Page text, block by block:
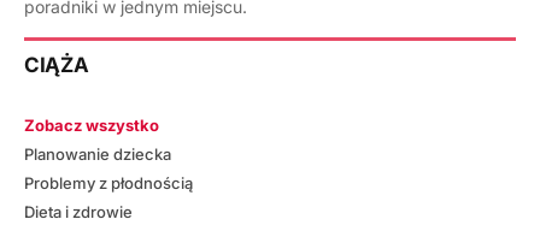
poradniki w jednym miejscu.
CIĄŻA
Zobacz wszystko
Planowanie dziecka
Problemy z płodnością
Dieta i zdrowie